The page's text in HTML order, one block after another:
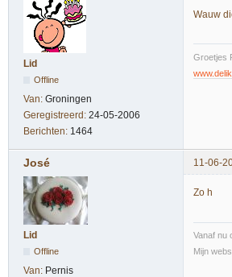
Lid
Offline
Van: Groningen
Geregistreerd: 24-05-2006
Berichten: 1464
Wauw
Groetjes
José 11-06-
Lid
Offline
Van: Pernis
Zo h
Vanaf nu
Mijn